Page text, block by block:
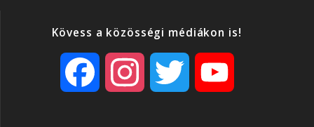
Kövess a közösségi médiákon is!